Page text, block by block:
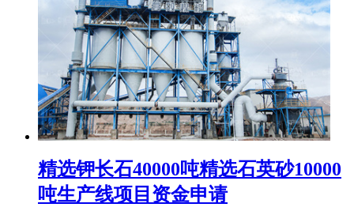
精选钾长石40000吨精选石英砂10000
吨生产线项目资金申请